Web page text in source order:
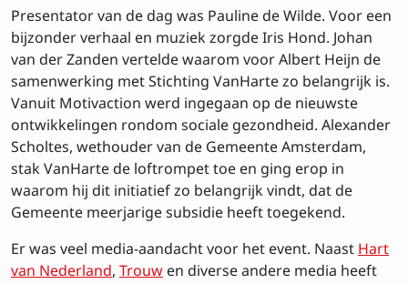
Presentator van de dag was Pauline de Wilde. Voor een
bijzonder verhaal en muziek zorgde Iris Hond. Johan
van der Zanden vertelde waarom voor Albert Heijn de
samenwerking met Stichting VanHarte zo belangrijk is.
Vanuit Motivaction werd ingegaan op de nieuwste
ontwikkelingen rondom sociale gezondheid. Alexander
Scholtes, wethouder van de Gemeente Amsterdam,
stak VanHarte de loftrompet toe en ging erop in
waarom hij dit initiatief zo belangrijk vindt, dat de
Gemeente meerjarige subsidie heeft toegekend.
Er was veel media-aandacht voor het event. NaastHart
van Nederland,Trouwen diverse andere media heeft
E-mailadres
PrivacyIk ga akkoord met devoorwaarden
Inschrijven